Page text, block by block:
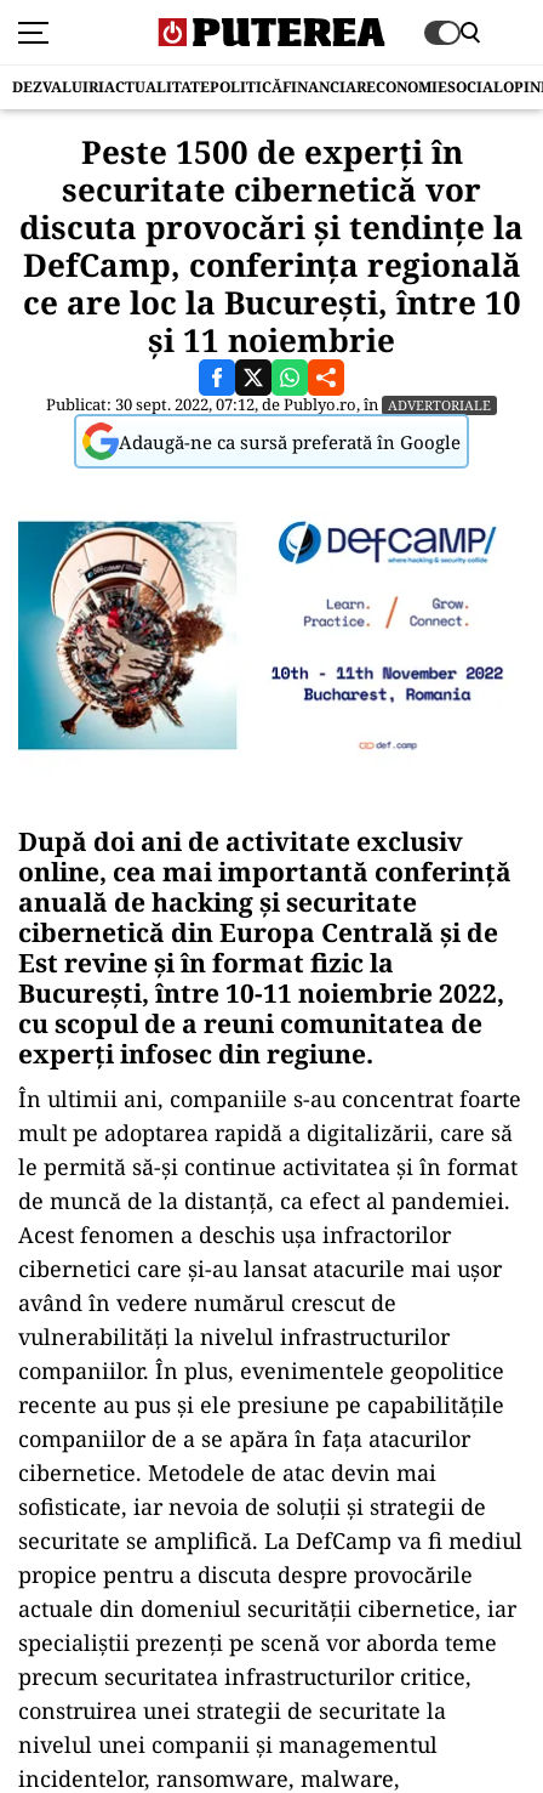
DEZVALUIRIACTUALITATEPOLITICĂFINANCIARECONOMIESOCIAL
Peste 1500 de experți în
securitate cibernetică vor
discuta provocări și tendințe la
DefCamp, conferinţa regională
ce are loc la București, între 10
și 11 noiembrie
Publicat: 30 sept. 2022, 07:12, dePublyo.ro, în ADVERTORIALE
Adaugă-ne ca sursă preferată în Google
După doi ani de activitate exclusiv
online, cea mai importantă conferinţă
anuală de hacking şi securitate
cibernetică din Europa Centrală şi de
Est revine și în format fizic la
București, între 10-11 noiembrie 2022,
cu scopul de a reuni comunitatea de
experți infosec din regiune.
În ultimii ani, companiile s-au concentrat foarte
mult pe adoptarea rapidă a digitalizării, care să
le permită să-și continue activitatea și în format
de muncă de la distanță, ca efect al pandemiei.
Acest fenomen a deschis ușa infractorilor
cibernetici care și-au lansat atacurile mai ușor
având în vedere numărul crescut de
vulnerabilități la nivelul infrastructurilor
companiilor. În plus, evenimentele geopolitice
recente au pus și ele presiune pe capabilitățile
companiilor de a se apăra în fața atacurilor
cibernetice. Metodele de atac devin mai
sofisticate, iar nevoia de soluții și strategii de
securitate se amplifică. La DefCamp va fi mediul
propice pentru a discuta despre provocările
actuale din domeniul securității cibernetice, iar
specialiștii prezenți pe scenă vor aborda teme
precum securitatea infrastructurilor critice,
construirea unei strategii de securitate la
nivelul unei companii și managementul
incidentelor, ransomware, malware,